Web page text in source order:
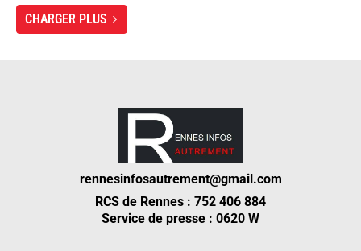
CHARGER PLUS
rennesinfosautrement@gmail.com
RCS de Rennes : 752 406 884
Service de presse : 0620 W